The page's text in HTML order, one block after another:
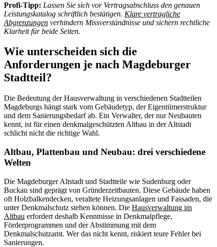
Profi-Tipp: Lassen Sie sich vor Vertragsabschluss den genauen
Leistungskatalog schriftlich bestätigen. Klare vertragliche
Abgrenzungen verhindern Missverständnisse und sichern rechtliche
Klarheit für beide Seiten.
Wie unterscheiden sich die
Anforderungen je nach Magdeburger
Stadtteil?
Die Bedeutung der Hausverwaltung in verschiedenen Stadtteilen
Magdeburgs hängt stark vom Gebäudetyp, der Eigentümerstruktur
und dem Sanierungsbedarf ab. Ein Verwalter, der nur Neubauten
kennt, ist für einen denkmalgeschützten Altbau in der Altstadt
schlicht nicht die richtige Wahl.
Altbau, Plattenbau und Neubau: drei verschiedene
Welten
Die Magdeburger Altstadt und Stadtteile wie Sudenburg oder
Buckau sind geprägt von Gründerzeitbauten. Diese Gebäude haben
oft Holzbalkendecken, veraltete Heizungsanlagen und Fassaden, die
unter Denkmalschutz stehen können. Die Hausverwaltung im
Altbau erfordert deshalb Kenntnisse in Denkmalpflege,
Förderprogrammen und der Abstimmung mit dem
Denkmalschutzamt. Wer das nicht kennt, riskiert teure Fehler bei
Sanierungen.